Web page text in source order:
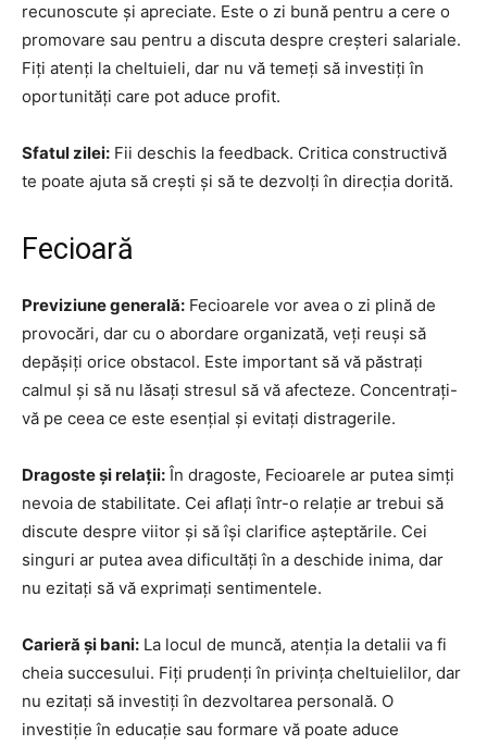
recunoscute și apreciate. Este o zi bună pentru a cere o
promovare sau pentru a discuta despre creșteri salariale.
Fiți atenți la cheltuieli, dar nu vă temeți să investiți în
oportunități care pot aduce profit.
Sfatul zilei: Fii deschis la feedback. Critica constructivă
te poate ajuta să crești și să te dezvolți în direcția dorită.
Fecioară
Previziune generală: Fecioarele vor avea o zi plină de
provocări, dar cu o abordare organizată, veți reuși să
depășiți orice obstacol. Este important să vă păstrați
calmul și să nu lăsați stresul să vă afecteze. Concentrați-
vă pe ceea ce este esențial și evitați distragerile.
Dragoste și relații: În dragoste, Fecioarele ar putea simți
nevoia de stabilitate. Cei aflați într-o relație ar trebui să
discute despre viitor și să își clarifice așteptările. Cei
singuri ar putea avea dificultăți în a deschide inima, dar
nu ezitați să vă exprimați sentimentele.
Carieră și bani: La locul de muncă, atenția la detalii va fi
cheia succesului. Fiți prudenți în privința cheltuielilor, dar
nu ezitați să investiți în dezvoltarea personală. O
investiție în educație sau formare vă poate aduce